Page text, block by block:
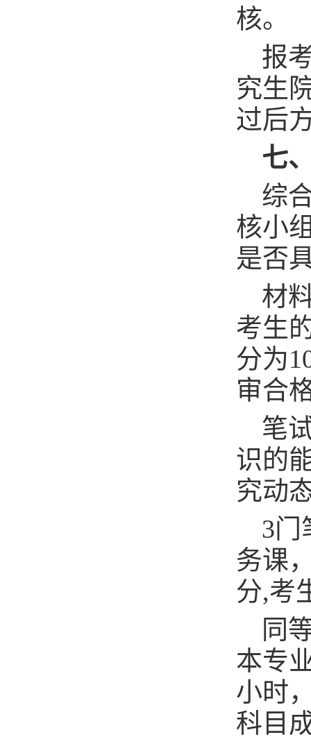
核。
报
究生
过后
七
综
核小
是否
材
考生
分为
审合
笔
识的
究动
3门
务课
分,考
同
本专
小时
科目